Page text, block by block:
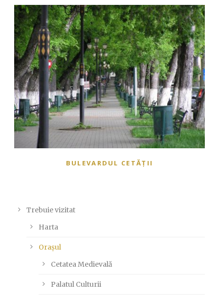
BULEVARDUL CETĂȚII
Trebuie vizitat
Harta
Orașul
Cetatea Medievală
Palatul Culturii